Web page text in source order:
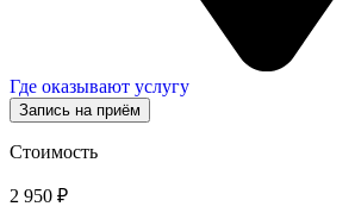
Где оказывают услугу
Запись на приём
Стоимость
2 950 ₽